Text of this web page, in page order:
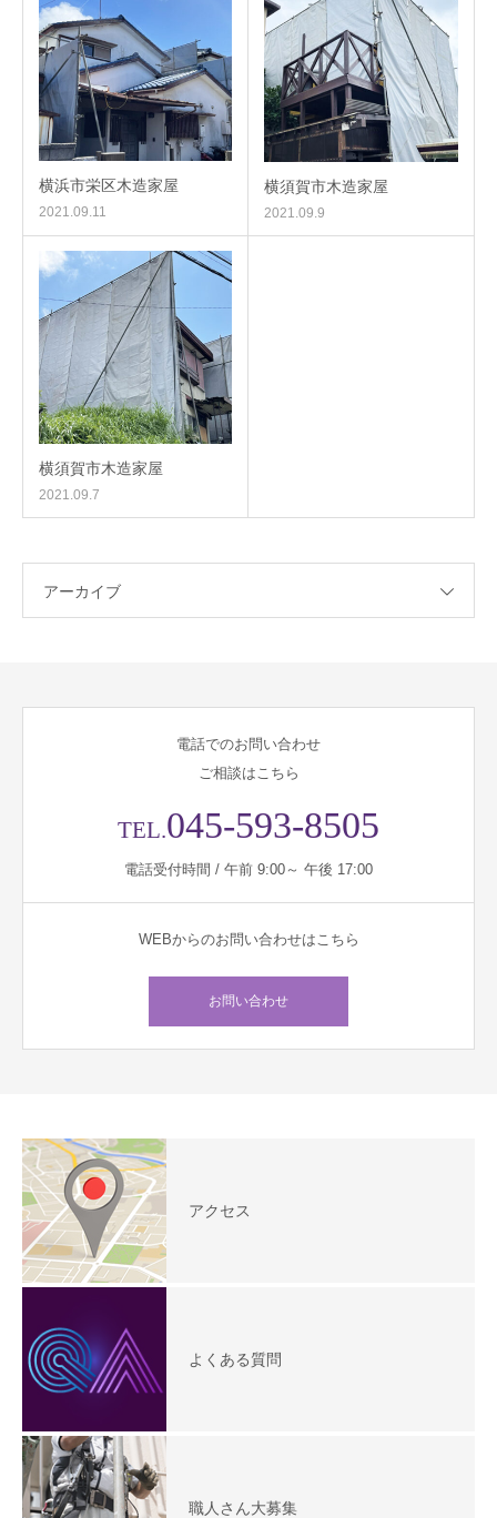
横浜市栄区木造家屋
2021.09.11
横須賀市木造家屋
2021.09.9
横須賀市木造家屋
2021.09.7
アーカイブ
電話でのお問い合わせ
ご相談はこちら
TEL.045-593-8505
電話受付時間 / 午前 9:00～ 午後 17:00
WEBからのお問い合わせはこちら
お問い合わせ
アクセス
よくある質問
職人さん大募集